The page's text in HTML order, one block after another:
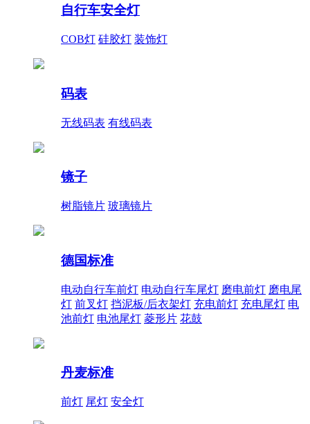
自行车安全灯
COB灯 硅胶灯 装饰灯
码表
无线码表 有线码表
镜子
树脂镜片 玻璃镜片
德国标准
电动自行车前灯 电动自行车尾灯 磨电前灯 磨电尾
灯 前叉灯 挡泥板/后衣架灯 充电前灯 充电尾灯 电
池前灯 电池尾灯 菱形片 花鼓
丹麦标准
前灯 尾灯 安全灯